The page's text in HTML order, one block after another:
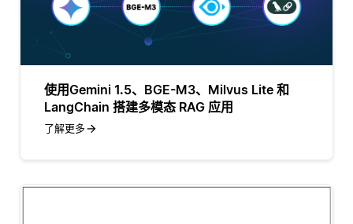
使用Gemini 1.5、BGE-M3、Milvus Lite 和
LangChain 搭建多模态 RAG 应用
了解更多